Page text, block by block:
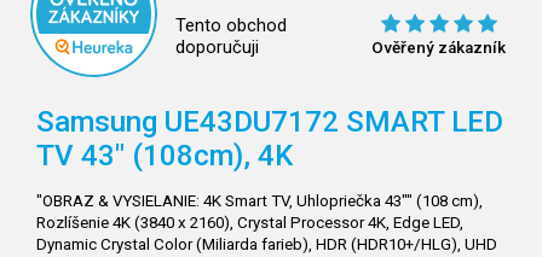
Tento obchod
doporučuji
Ověřený zákazník
Samsung UE43DU7172 SMART LED
TV 43" (108cm), 4K
"OBRAZ & VYSIELANIE: 4K Smart TV, Uhlopriečka 43"" (108 cm),
Rozlíšenie 4K (3840 x 2160), Crystal Processor 4K, Edge LED,
Dynamic Crystal Color (Miliarda farieb), HDR (HDR10+/HLG), UHD